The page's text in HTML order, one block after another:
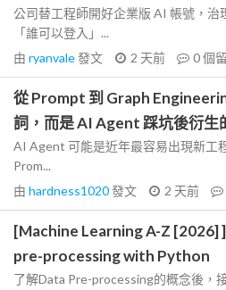
公司替工程師開好企業版 AI 帳號，治
「誰可以登入」...
由 ryanvale發文 2 天前 0個
從 Prompt 到 Graph
詞，而是 AI Agent 踩坑後衍生
AI Agent 可能是近年最容易出現新工
Prom...
由 hardness1020發文 2 天前
[Machine Learning A-Z [2026]
pre-processing with Python
了解Data Pre-processing的概念後，